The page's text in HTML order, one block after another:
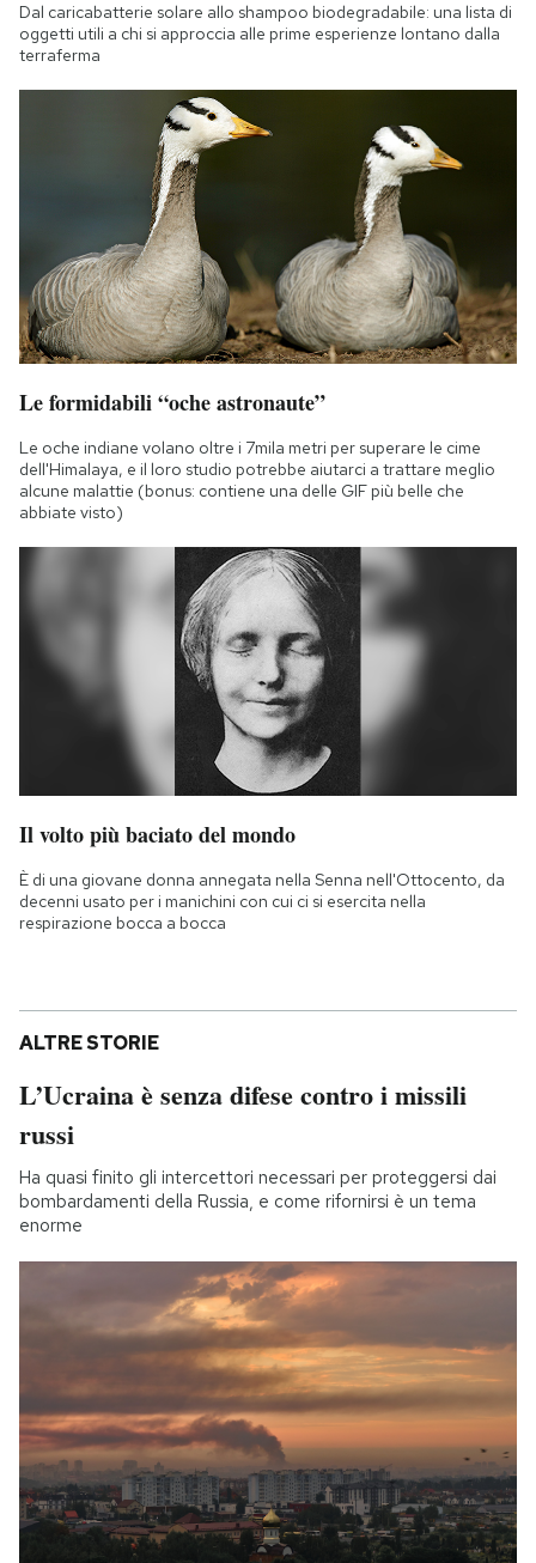
Dal caricabatterie solare allo shampoo biodegradabile: una lista di
oggetti utili a chi si approccia alle prime esperienze lontano dalla
terraferma
Le formidabili “oche astronaute”
Le oche indiane volano oltre i 7mila metri per superare le cime
dell'Himalaya, e il loro studio potrebbe aiutarci a trattare meglio
alcune malattie (bonus: contiene una delle GIF più belle che
abbiate visto)
Il volto più baciato del mondo
È di una giovane donna annegata nella Senna nell'Ottocento, da
decenni usato per i manichini con cui ci si esercita nella
respirazione bocca a bocca
ALTRE STORIE
L’Ucraina è senza difese contro i missili
russi
Ha quasi finito gli intercettori necessari per proteggersi dai
bombardamenti della Russia, e come rifornirsi è un tema
enorme